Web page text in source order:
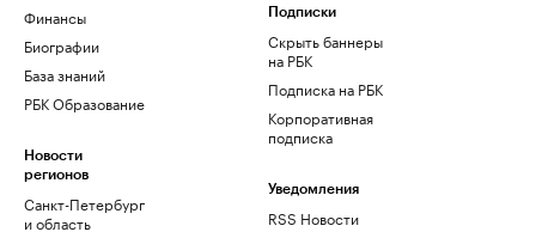
Финансы
Биографии
База знаний
РБК Образование
Новости
регионов
Санкт-Петербург
и область
Подписки
Скрыть баннеры
на РБК
Подписка на РБК
Корпоративная
подписка
Уведомления
RSS Новости